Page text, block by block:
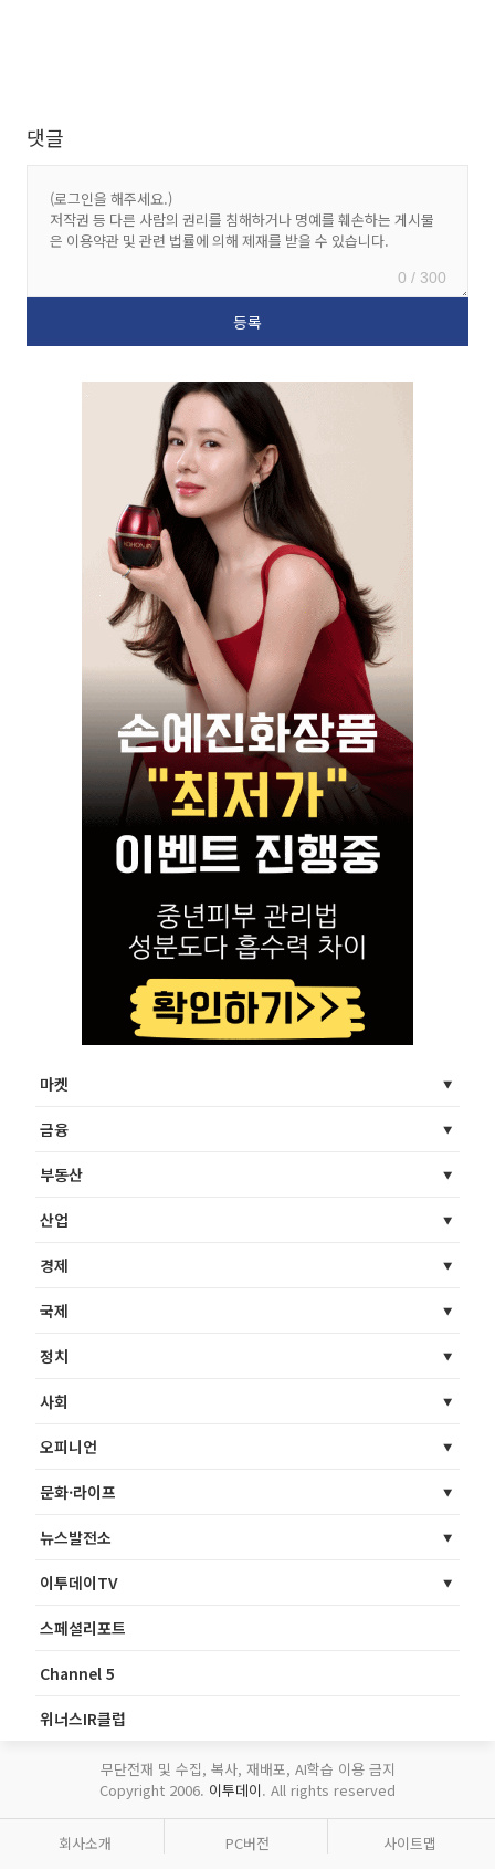
댓글
0 / 300
마켓
금융
부동산
산업
경제
국제
정치
사회
오피니언
문화·라이프
뉴스발전소
이투데이TV
스페셜리포트
Channel 5
위너스IR클럽
무단전재 및 수집, 복사, 재배포, AI학습 이용 금지
Copyright 2006. 이투데이. All rights reserved
회사소개 PC버전 사이트맵